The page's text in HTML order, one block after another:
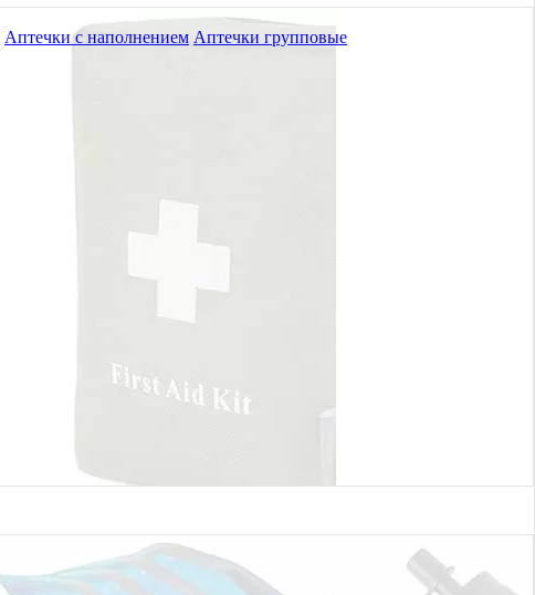
Аптечки с наполнением Аптечки групповые